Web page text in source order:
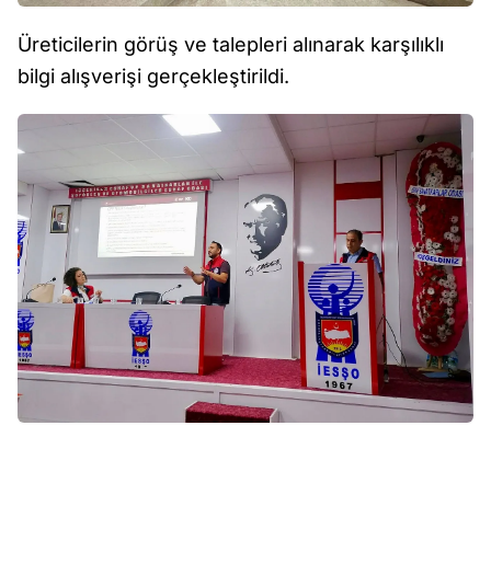
Üreticilerin görüş ve talepleri alınarak karşılıklı
bilgi alışverişi gerçekleştirildi.